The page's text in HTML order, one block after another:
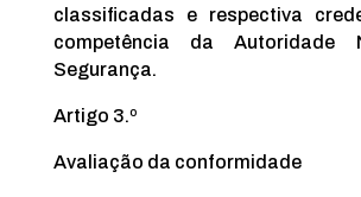
classificadas e respectiva
competência da Autoridade
Segurança.
Artigo 3.º
Avaliação da conformidade